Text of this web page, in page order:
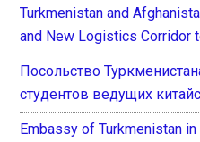
Turkmenistan and
and New Logistics Corridor
Посольство
студентов ведущих
Embassy of Turkmenistan